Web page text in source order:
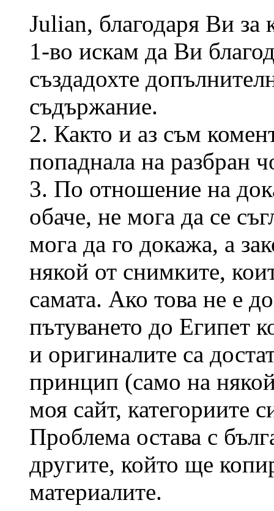
Julian, благодаря Ви за
1-во искам да Ви
създадохте
съдържание.
2. Както и аз съм
попаднала на разбран
3. По отношение на
обаче, не мога да се
мога да го докажа, а
някой от снимките,
самата. Ако това не е
пътуването до Египет
и оригиналите са
принцип (само на
моя сайт, категориите
Проблема остава с
другите, който ще
материалите.